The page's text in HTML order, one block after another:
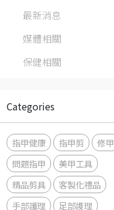
最新消息
媒體相關
保健相關
Categories
指甲健康 指甲剪
修甲
問題指甲
美甲工具
精品剪具
客製化禮品
手部護理
足部謢理